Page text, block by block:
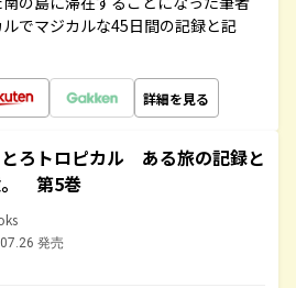
でマジカルな45日間の記録と記
詳細を見る
ろトロピカル ある旅の記録と
。 第5巻
発売